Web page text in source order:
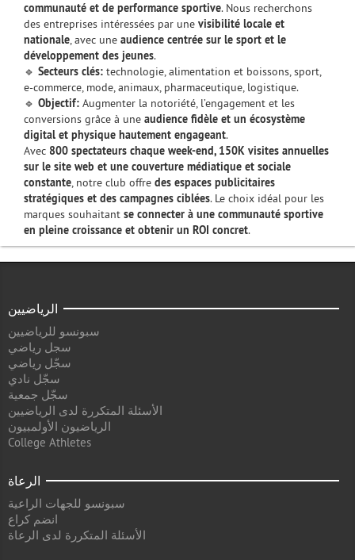
communauté et de performance sportive. Nous recherchons
des entreprises intéressées par une visibilité locale et
nationale, avec une audience centrée sur le sport et le
développement des jeunes.
🔹 Secteurs clés: technologie, alimentation et boissons, sport,
e-commerce, mode, animaux, pharmaceutique, logistique.
🔹 Objectif: Augmenter la notoriété, l’engagement et les
conversions grâce à une audience fidèle et un écosystème
digital et physique hautement engageant.
Avec 800 spectateurs chaque week-end, 150K visites annuelles
sur le site web et une couverture médiatique et sociale
constante, notre club offre des espaces publicitaires
stratégiques et des campagnes ciblées. Le choix idéal pour les
marques souhaitant se connecter à une communauté sportive
en pleine croissance et obtenir un ROI concret.
الرياضيين
سبونسو للرياضيين
سجل رياضي
سجّل رياضي
سجّل نادي
سجّل جمعية
الأسئلة المتكررة لدى الرياضيين
الرياضيون الأولمبيون
College Athletes
الرعاة
سبونسو للجهات الراعية
انضم كراع
الأسئلة المتكررة لدى الرعاة